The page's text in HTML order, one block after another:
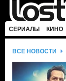
СЕРИАЛЫ КИНО
ВСЕ НОВОСТИ